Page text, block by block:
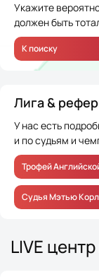
Укажите
должен быть
К поиску
Лига &
У нас есть
и по судьям и
Трофей
Судья Мэтью
LIVE